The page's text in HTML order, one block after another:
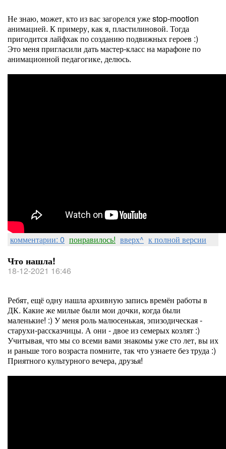
Не знаю, может, кто из вас загорелся уже stop-mootion
анимацией. К примеру, как я, пластилиновой. Тогда
пригодится лайфхак по созданию подвижных героев :)
Это меня пригласили дать мастер-класс на марафоне по
анимационной педагогике, делюсь.
комментарии: 0 понравилось! вверх^ к полной версии
Что нашла!
18-12-2021 16:46
Ребят, ещё одну нашла архивную запись времён работы в
ДК. Какие же милые были мои дочки, когда были
маленькие! :) У меня роль малюсенькая, эпизодическая -
старухи-рассказчицы. А они - двое из семерых козлят :)
Учитывая, что мы со всеми вами знакомы уже сто лет, вы их
и раньше того возраста помните, так что узнаете без труда :)
Приятного культурного вечера, друзья!